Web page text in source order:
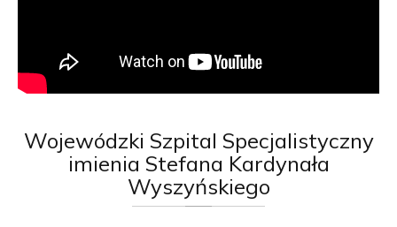
Wojewódzki Szpital Specjalistyczny
imienia Stefana Kardynała
Wyszyńskiego